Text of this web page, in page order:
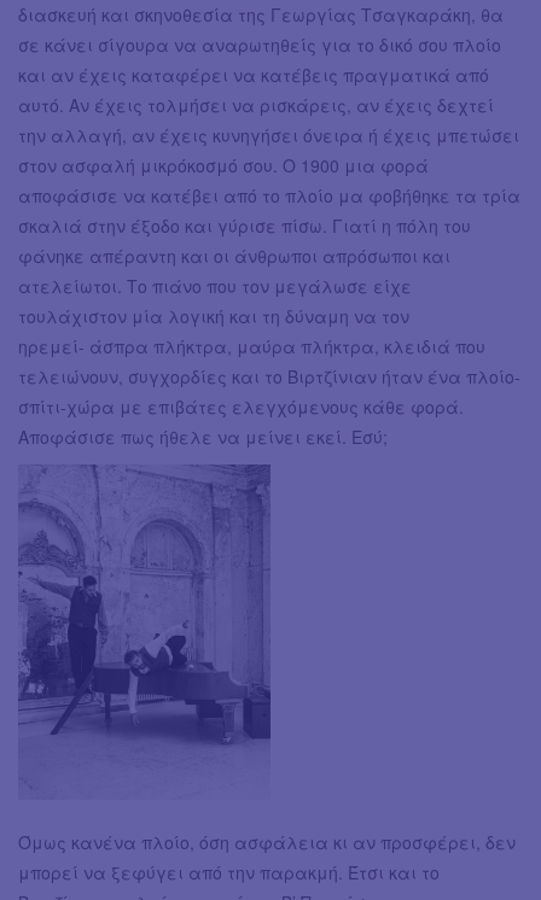
διασκευή και σκηνοθεσία της Γεωργίας Τσαγκαράκη, θα
σε κάνει σίγουρα να αναρωτηθείς για το δικό σου πλοίο
και αν έχεις καταφέρει να κατέβεις πραγματικά από
αυτό. Αν έχεις τολμήσει να ρισκάρεις, αν έχεις δεχτεί
την αλλαγή, αν έχεις κυνηγήσει όνειρα ή έχεις μπετώσει
στον ασφαλή μικρόκοσμό σου. Ο 1900 μια φορά
αποφάσισε να κατέβει από το πλοίο μα φοβήθηκε τα τρία
σκαλιά στην έξοδο και γύρισε πίσω. Γιατί η πόλη του
φάνηκε απέραντη και οι άνθρωποι απρόσωποι και
ατελείωτοι. Το πιάνο που τον μεγάλωσε είχε
τουλάχιστον μία λογική και τη δύναμη να τον
ηρεμεί- άσπρα πλήκτρα, μαύρα πλήκτρα, κλειδιά που
τελειώνουν, συγχορδίες και το Βιρτζίνιαν ήταν ένα πλοίο-
σπίτι-χώρα με επιβάτες ελεγχόμενους κάθε φορά.
Αποφάσισε πως ήθελε να μείνει εκεί. Εσύ;
Όμως κανένα πλοίο, όση ασφάλεια κι αν προσφέρει, δεν
μπορεί να ξεφύγει από την παρακμή. Έτσι και το